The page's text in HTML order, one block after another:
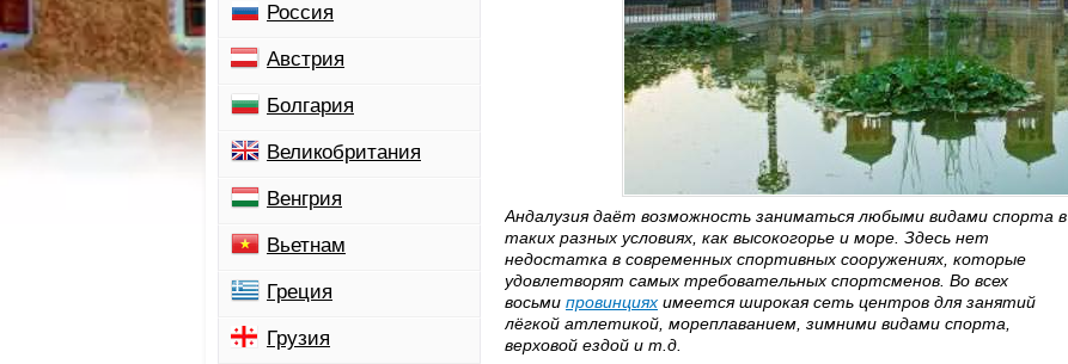
Андалузия даёт возможность заниматься любыми видами спорта в
таких разных условиях, как высокогорье и море. Здесь нет
недостатка в современных спортивных сооружениях, которые
удовлетворят самых требовательных спортсменов. Во всех
восьми провинциях имеется широкая сеть центров для занятий
лёгкой атлетикой, мореплаванием, зимними видами спорта,
верховой ездой и т.д.
Россия
Австрия
Болгария
Великобритания
Венгрия
Вьетнам
Греция
Грузия